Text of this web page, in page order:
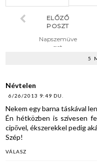
ELŐZŐ
POSZT
Napszemüve
get
5
Névtelen
6/26/2013 9:49 DU.
Nekem egy barna táskával
Én hétközben is szívesen
cipővel, ékszerekkel pedig
Szép!
VÁLASZ